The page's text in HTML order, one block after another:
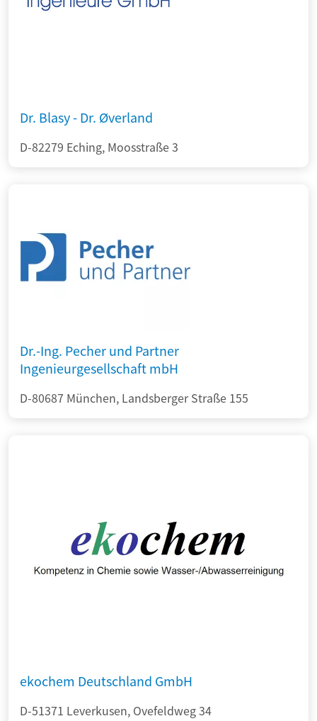
Dr. Blasy - Dr. Øverland
D-82279 Eching, Moosstraße 3
Dr.-Ing. Pecher und Partner
Ingenieurgesellschaft mbH
D-80687 München, Landsberger Straße 155
ekochem Deutschland GmbH
D-51371 Leverkusen, Ovefeldweg 34